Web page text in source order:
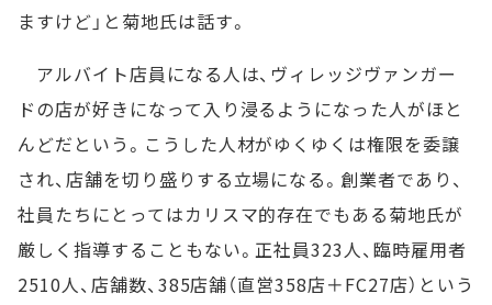
ますけど」と菊地氏は話す。
アルバイト店員になる人は、ヴィレッジヴァンガー
ドの店が好きになって入り浸るようになった人がほと
んどだという。こうした人材がゆくゆくは権限を委譲
され、店舗を切り盛りする立場になる。創業者であり、
社員たちにとってはカリスマ的存在でもある菊地氏が
厳しく指導することもない。正社員323人、臨時雇用者
2510人、店舗数、385店舗（直営358店＋FC27店）という